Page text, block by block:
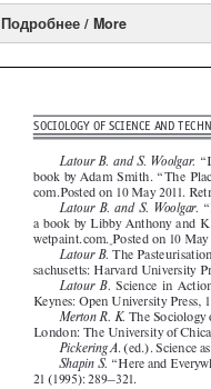
Подробнее / More